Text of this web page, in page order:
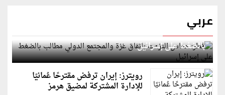
عربي
قطر: حماس التزمت باتفاق غزة والمجتمع الدولي مطالب
بالضغط على إسرائيل
رويترز: إيران ترفض مقترحًا عُمانيًا
للإدارة المشتركة لمضيق هرمز